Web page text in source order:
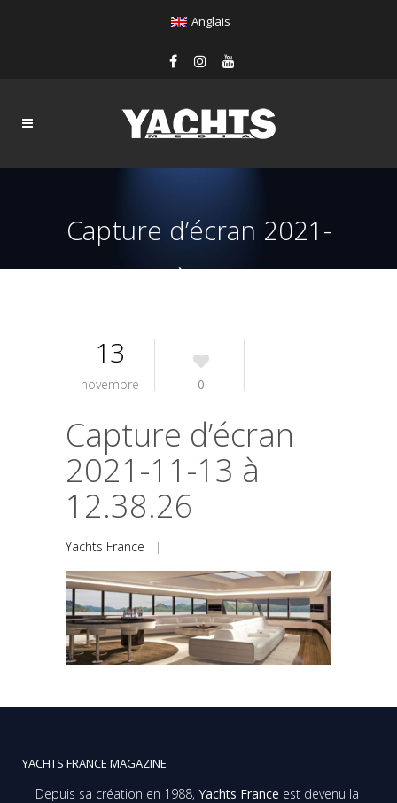
Anglais
Capture d’écran 2021-
11-13 à 12.38.26
13
novembre 0
Capture d’écran
2021-11-13 à
12.38.26
Yachts France |
YACHTS FRANCE MAGAZINE
Depuis sa création en 1988, Yachts France est devenu la